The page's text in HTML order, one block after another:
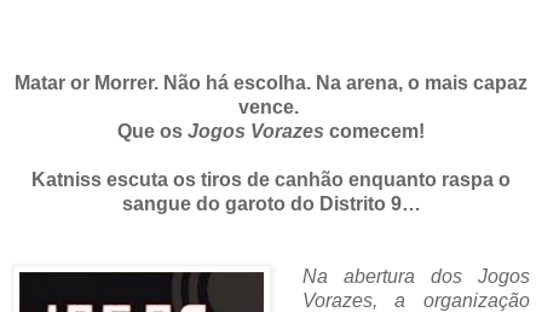
Matar or Morrer. Não há escolha. Na arena, o mais capaz
vence.
Que os Jogos Vorazes comecem!
Katniss escuta os tiros de canhão enquanto raspa o
sangue do garoto do Distrito 9…
Na abertura dos Jogos
Vorazes, a organização